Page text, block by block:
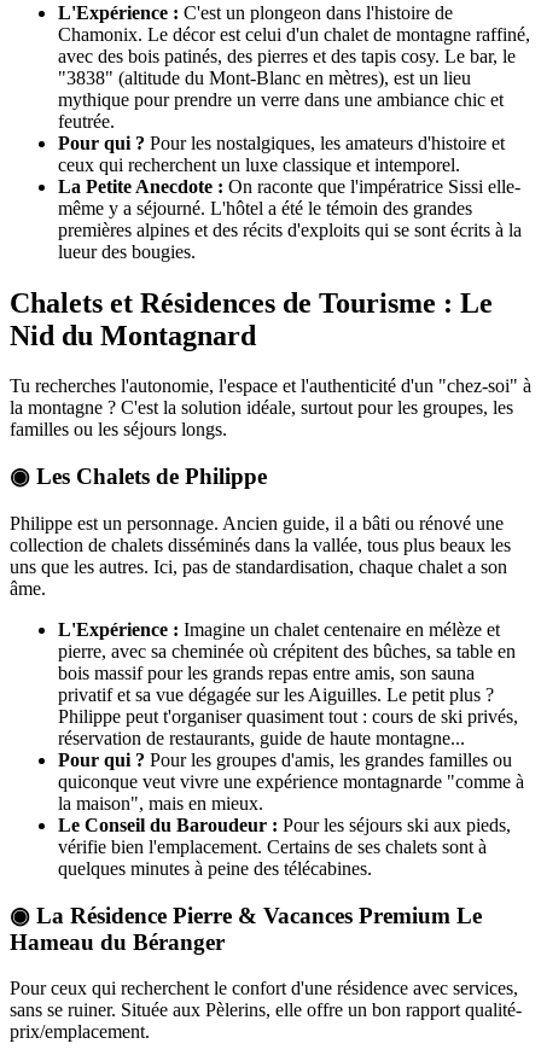
L'Expérience : C'est un plongeon dans l'histoire de
Chamonix. Le décor est celui d'un chalet de montagne raffiné,
avec des bois patinés, des pierres et des tapis cosy. Le bar, le
"3838" (altitude du Mont-Blanc en mètres), est un lieu
mythique pour prendre un verre dans une ambiance chic et
feutrée.
Pour qui ? Pour les nostalgiques, les amateurs d'histoire et
ceux qui recherchent un luxe classique et intemporel.
La Petite Anecdote : On raconte que l'impératrice Sissi elle-
même y a séjourné. L'hôtel a été le témoin des grandes
premières alpines et des récits d'exploits qui se sont écrits à la
lueur des bougies.
Chalets et Résidences de Tourisme : Le
Nid du Montagnard
Tu recherches l'autonomie, l'espace et l'authenticité d'un "chez-soi" à
la montagne ? C'est la solution idéale, surtout pour les groupes, les
familles ou les séjours longs.
◉ Les Chalets de Philippe
Philippe est un personnage. Ancien guide, il a bâti ou rénové une
collection de chalets disséminés dans la vallée, tous plus beaux les
uns que les autres. Ici, pas de standardisation, chaque chalet a son
âme.
L'Expérience : Imagine un chalet centenaire en mélèze et
pierre, avec sa cheminée où crépitent des bûches, sa table en
bois massif pour les grands repas entre amis, son sauna
privatif et sa vue dégagée sur les Aiguilles. Le petit plus ?
Philippe peut t'organiser quasiment tout : cours de ski privés,
réservation de restaurants, guide de haute montagne...
Pour qui ? Pour les groupes d'amis, les grandes familles ou
quiconque veut vivre une expérience montagnarde "comme à
la maison", mais en mieux.
Le Conseil du Baroudeur : Pour les séjours ski aux pieds,
vérifie bien l'emplacement. Certains de ses chalets sont à
quelques minutes à peine des télécabines.
◉ La Résidence Pierre & Vacances Premium Le
Hameau du Béranger
Pour ceux qui recherchent le confort d'une résidence avec services,
sans se ruiner. Située aux Pèlerins, elle offre un bon rapport qualité-
prix/emplacement.